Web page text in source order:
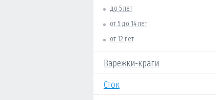
до 5 лет
от 5 до 14 лет
от 12 лет
Варежки-краги
Сток